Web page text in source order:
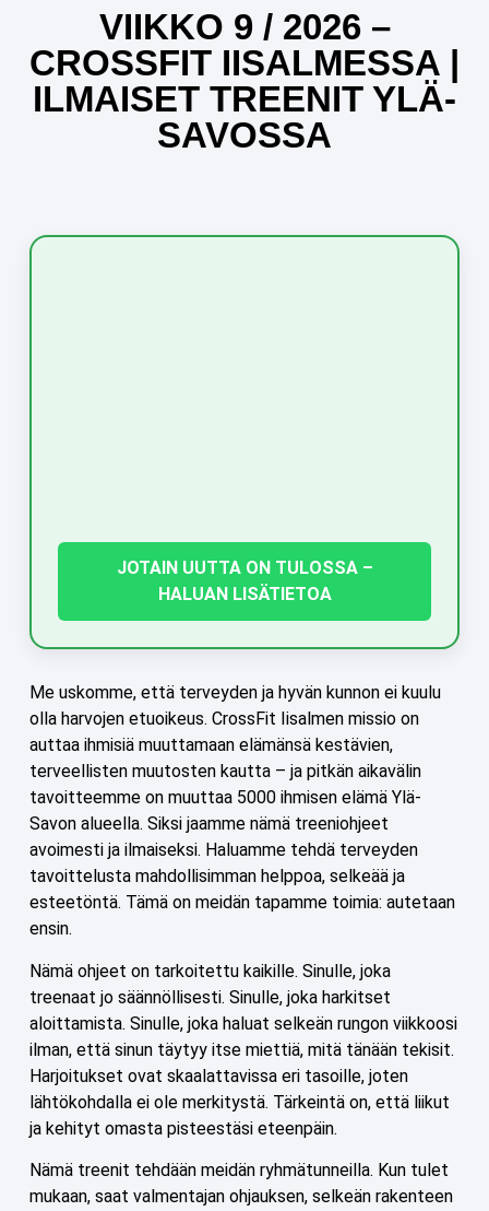
VIIKKO 9 / 2026 –
CROSSFIT IISALMESSA |
ILMAISET TREENIT YLÄ-
SAVOSSA
JOTAIN UUTTA ON TULOSSA –
HALUAN LISÄTIETOA
Me uskomme, että terveyden ja hyvän kunnon ei kuulu
olla harvojen etuoikeus. CrossFit Iisalmen missio on
auttaa ihmisiä muuttamaan elämänsä kestävien,
terveellisten muutosten kautta – ja pitkän aikavälin
tavoitteemme on muuttaa 5000 ihmisen elämä Ylä-
Savon alueella. Siksi jaamme nämä treeniohjeet
avoimesti ja ilmaiseksi. Haluamme tehdä terveyden
tavoittelusta mahdollisimman helppoa, selkeää ja
esteetöntä. Tämä on meidän tapamme toimia: autetaan
ensin.
Nämä ohjeet on tarkoitettu kaikille. Sinulle, joka
treenaat jo säännöllisesti. Sinulle, joka harkitset
aloittamista. Sinulle, joka haluat selkeän rungon viikkoosi
ilman, että sinun täytyy itse miettiä, mitä tänään tekisit.
Harjoitukset ovat skaalattavissa eri tasoille, joten
lähtökohdalla ei ole merkitystä. Tärkeintä on, että liikut
ja kehityt omasta pisteestäsi eteenpäin.
Nämä treenit tehdään meidän ryhmätunneilla. Kun tulet
mukaan, saat valmentajan ohjauksen, selkeän rakenteen